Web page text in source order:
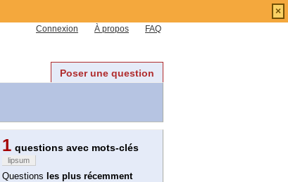
Connexion À propos FAQ
Poser une question
1 questions avec mots-clés
lipsum
Questions les plus récemment
×